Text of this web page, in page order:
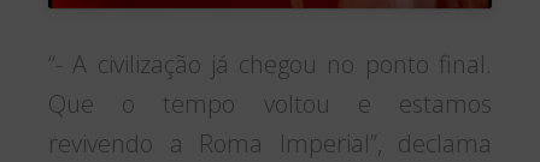
“- A civilização já chegou no ponto final.
Que o tempo voltou e estamos
revivendo a Roma Imperial”, declama